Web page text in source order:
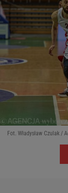
Fot. Władysław Czulak /